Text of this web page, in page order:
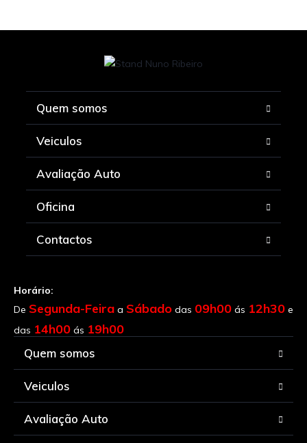
Quem somos
Veiculos
Avaliação Auto
Oficina
Contactos
Horário:
De Segunda-Feira a Sábado das 09h00 ás 12h30 e
das 14h00 ás 19h00
Quem somos
Veiculos
Avaliação Auto